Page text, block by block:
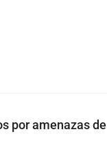
por amenazas de